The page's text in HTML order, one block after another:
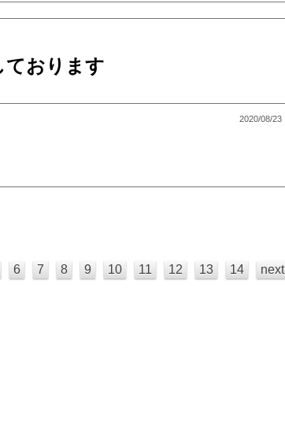
ております
2020/08/23
6 7 8 9 10 11 12 13 14 next